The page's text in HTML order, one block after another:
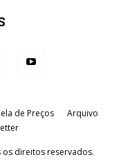
de Preços
Arquivo
os direitos reservados.